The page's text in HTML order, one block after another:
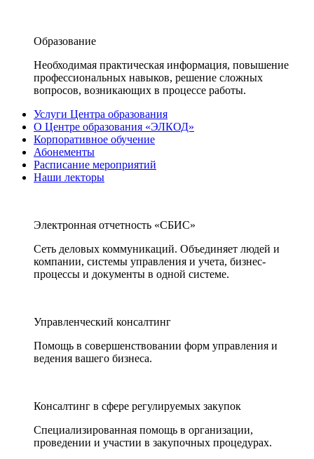
Образование
Необходимая практическая информация, повышение
профессиональных навыков, решение сложных
вопросов, возникающих в процессе работы.
Услуги Центра образования
О Центре образования «ЭЛКОД»
Корпоративное обучение
Абонементы
Расписание мероприятий
Наши лекторы
Электронная отчетность «СБИС»
Сеть деловых коммуникаций. Объединяет людей и
компании, системы управления и учета, бизнес-
процессы и документы в одной системе.
Управленческий консалтинг
Помощь в совершенствовании форм управления и
ведения вашего бизнеса.
Консалтинг в сфере регулируемых закупок
Специализированная помощь в организации,
проведении и участии в закупочных процедурах.